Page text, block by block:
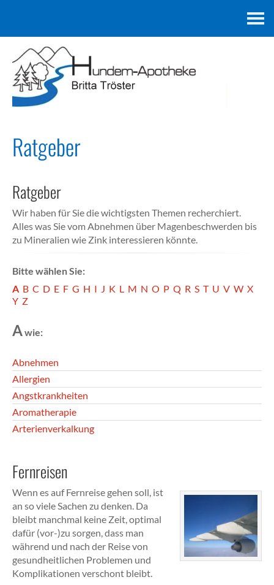
Ratgeber
Ratgeber
Wir haben für Sie die wichtigsten Themen recherchiert.
Alles was Sie vom Abnehmen über Magenbeschwerden bis
zu Mineralien wie Zink interessieren könnte.
Bitte wählen Sie:
A B C D E F G H I J K L M N O P Q R S T U V W X
Y Z
Awie:
Abnehmen
Allergien
Angstkrankheiten
Aromatherapie
Arterienverkalkung
Fernreisen
Wenn es auf Fernreise gehen soll, ist
an so viele Sachen zu denken. Da
bleibt manchmal keine Zeit, optimal
dafür (vor-)zu sorgen, dass man
während und nach der Reise von
gesundheitlichen Problemen und
Komplikationen verschont bleibt.